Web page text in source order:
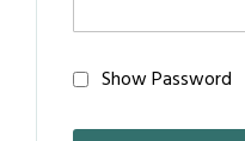
Show Password